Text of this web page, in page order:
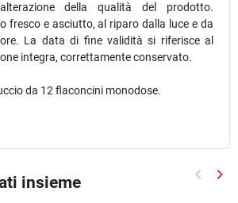
della qualità del prodotto.
fresco e asciutto, al riparo dalla luce e da
La data di fine validità si riferisce al
integra, correttamente conservato.
da 12 flaconcini monodose.
insieme keyboard_arrow_left keyboard_arrow_right